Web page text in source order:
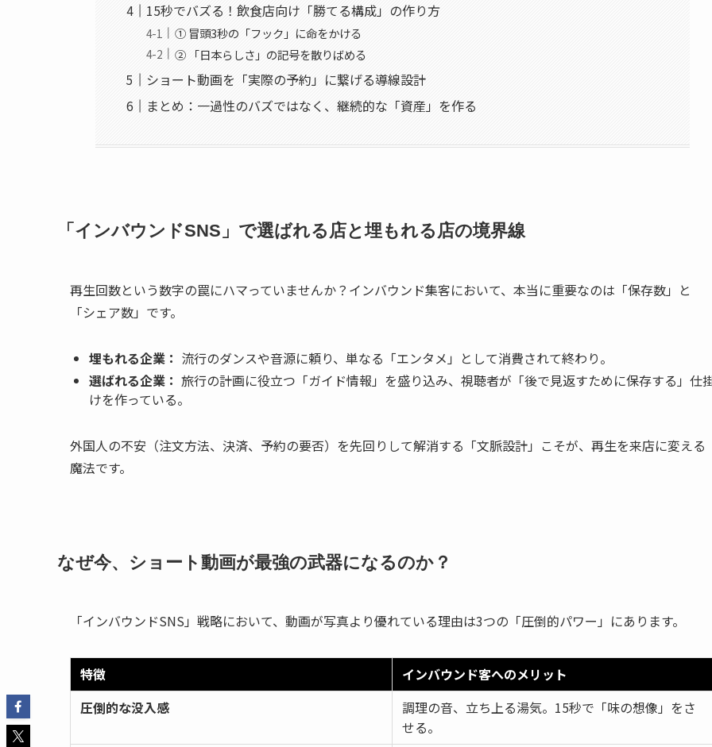
15秒でバズる！飲食店向け「勝てる構成」の作り方
① 冒頭3秒の「フック」に命をかける
② 「日本らしさ」の記号を散りばめる
ショート動画を「実際の予約」に繋げる導線設計
まとめ：一過性のバズではなく、継続的な「資産」を作る
「インバウンドSNS」で選ばれる店と埋もれる店の境界線
再生回数という数字の罠にハマっていませんか？インバウンド集客において、本当に重要なのは「保存数」と
「シェア数」です。
埋もれる企業： 流行のダンスや音源に頼り、単なる「エンタメ」として消費されて終わり。
選ばれる企業： 旅行の計画に役立つ「ガイド情報」を盛り込み、視聴者が「後で見返すために保存する」仕
けを作っている。
外国人の不安（注文方法、決済、予約の要否）を先回りして解消する「文脈設計」こそが、再生を来店に変える
魔法です。
なぜ今、ショート動画が最強の武器になるのか？
「インバウンドSNS」戦略において、動画が写真より優れている理由は3つの「圧倒的パワー」にあります。
特徴
インバウンド客へのメリット
圧倒的な没入感
調理の音、立ち上る湯気。15秒で「味の想像」をさ
せる。